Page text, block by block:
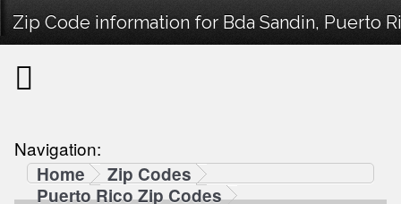
Zip Code information for Bda Sandin, Puerto
Navigation:
Home
Zip Codes
Puerto Rico Zip Codes